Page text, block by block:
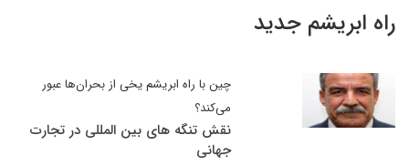
راه ابریشم جدید
چین با راه ابریشم یخی از بحران‌ها عبور
می‌کند؟
نقش تنگه های بین المللی در تجارت
جهانی